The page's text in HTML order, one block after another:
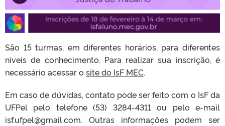
São 15 turmas, em diferentes horários, para diferentes
níveis de conhecimento. Para realizar sua inscrição, é
necessário acessar o site do IsF MEC.
Em caso de dúvidas, contato pode ser feito com o IsF da
UFPel pelo telefone (53) 3284-4311 ou pelo e-mail
isf.ufpel@gmail.com. Outras informações podem ser